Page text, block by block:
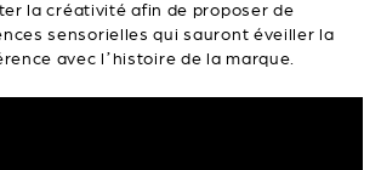
la créativité afin de proposer de
sensorielles qui sauront éveiller la
avec l’histoire de la marque.